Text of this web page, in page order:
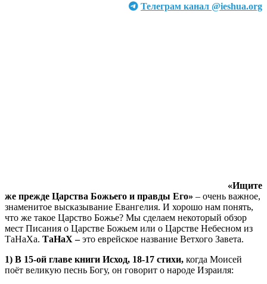
Телеграм канал @ieshua.org
«Ищите
же прежде Царства Божьего и правды Его» – очень важное,
знаменитое высказывание Евангелия. И хорошо нам понять,
что же такое Царство Божье? Мы сделаем некоторый обзор
мест Писания о Царстве Божьем или о Царстве Небесном из
ТаНаХа. ТаНаХ –это еврейское название Ветхого Завета.
1) В 15-ой главе книги Исход, 18-17 стихи, когда Моисей
поёт великую песнь Богу, он говорит о народе Израиля: